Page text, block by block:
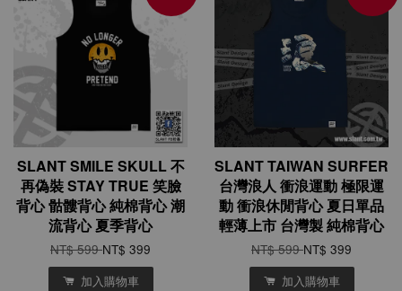
SLANT SMILE SKULL 不
再偽裝 STAY TRUE 笑臉
背心 骷髏背心 純棉背心 潮
流背心 夏季背心
NT$ 599NT$ 399
加入購物車
SLANT TAIWAN SURFER
台灣浪人 衝浪運動 極限運
動 衝浪休閒背心 夏日單品
輕薄上市 台灣製 純棉背心
NT$ 599NT$ 399
加入購物車